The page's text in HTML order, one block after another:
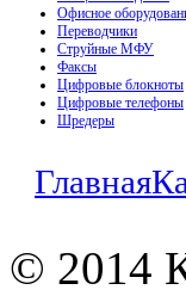
Офисное
Переводчики
Струйные МФУ
Факсы
Цифровые блокноты
Цифровые телефоны
Шредеры
Главная
© 2014